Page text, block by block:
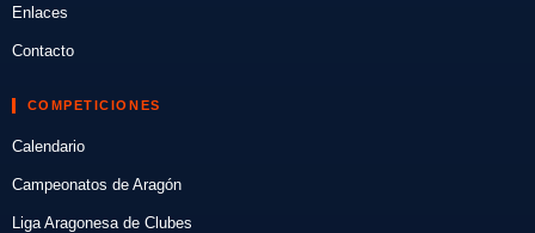
Enlaces
Contacto
COMPETICIONES
Calendario
Campeonatos de Aragón
Liga Aragonesa de Clubes